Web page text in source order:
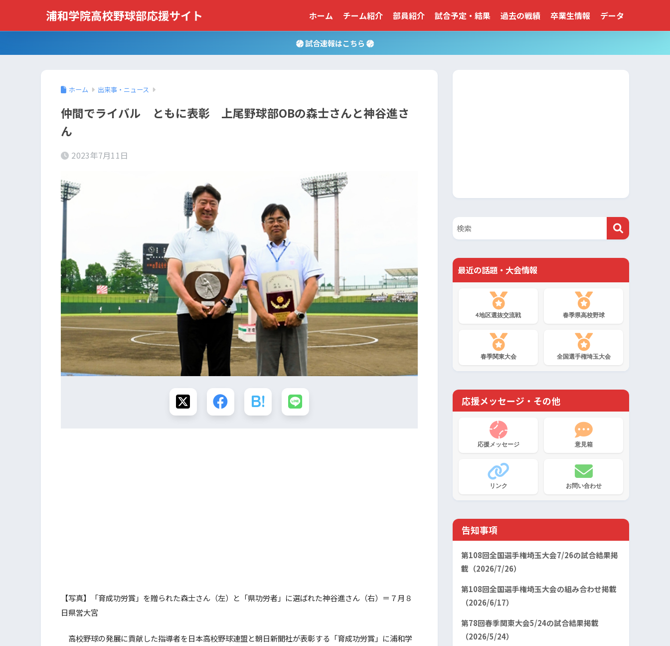
ホーム チーム紹介 部員紹介 試合予定・結果 過去の戦績 卒業生情報 データ
試合速報はこちら
ホーム 出来事・ニュース
仲間でライバル ともに表彰 上尾野球部OBの森士さんと神谷進さ
ん
2023年7月11日
【写真】「育成功労賞」を贈られた森士さん（左）と「県功労者」に選ばれた神谷進さん（右）＝７月８
日県営大宮
高校野球の発展に貢献した指導者を日本高校野球連盟と朝日新聞社が表彰する「育成功労賞」に浦和学
最近の話題・大会情報
4地区選抜交流戦 春季県高校野球
春季関東大会 全国選手権埼玉大会
応援メッセージ・その他
応援メッセージ 意見箱
リンク お問い合わせ
告知事項
第108回全国選手権埼玉大会7/26の試合結果掲
載（2026/7/26）
第108回全国選手権埼玉大会の組み合わせ掲載
（2026/6/17）
第78回春季関東大会5/24の試合結果掲載
（2026/5/24）